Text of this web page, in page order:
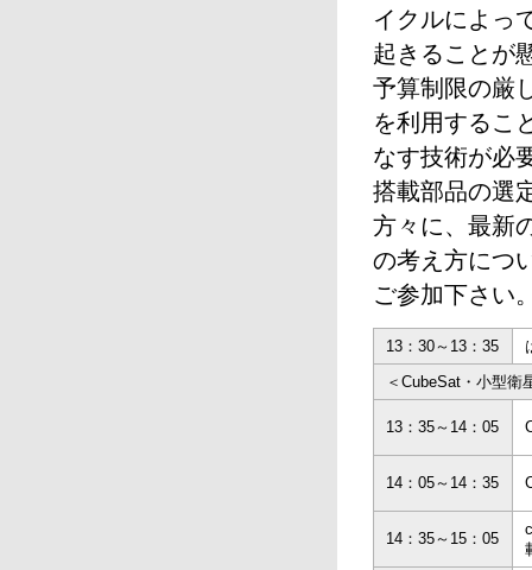
イクルによっ
起きることが
予算制限の厳
を利用するこ
なす技術が必
搭載部品の選
方々に、最新
の考え方につ
ご参加下さい
13：30～13：35
＜CubeSat・小型衛
13：35～14：05
14：05～14：35
14：35～15：05